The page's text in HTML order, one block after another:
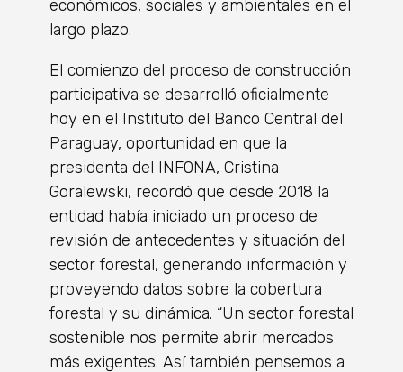
económicos, sociales y ambientales en el
largo plazo.
El comienzo del proceso de construcción
participativa se desarrolló oficialmente
hoy en el Instituto del Banco Central del
Paraguay, oportunidad en que la
presidenta del INFONA, Cristina
Goralewski, recordó que desde 2018 la
entidad había iniciado un proceso de
revisión de antecedentes y situación del
sector forestal, generando información y
proveyendo datos sobre la cobertura
forestal y su dinámica. “Un sector forestal
sostenible nos permite abrir mercados
más exigentes. Así también pensemos a